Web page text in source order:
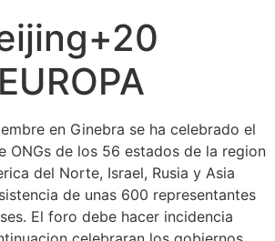
en Ginebra se ha celebrado el
ONGs de los 56 estados de la region
del Norte, Israel, Rusia y Asia
de unas 600 representantes
El foro debe hacer incidencia